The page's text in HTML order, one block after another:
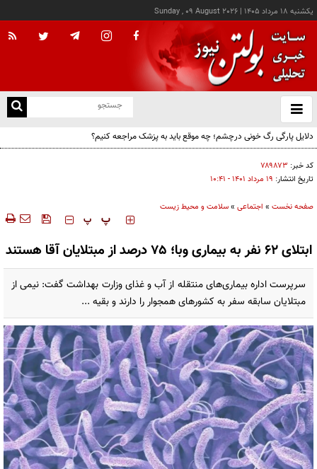
يکشنبه ۱۸ مرداد ۱۴۰۵ |
Sunday , 09 August 2026
باز
و
دلایل پارگی رگ خونی درچشم؛ چه موقع باید به پزشک مراجعه کنیم؟
کد خبر: ۷۸۹۸۷۳
تاریخ انتشار: ۱۹ مرداد ۱۴۰۱ - ۱۰:۴۱
صفحه نخست » اجتماعی »سلامت و محیط زیست
‍‍‍ پ پ
ابتلای ۶۲ نفر به بیماری وبا؛ ۷۵ درصد از مبتلایان آقا هستند
سرپرست اداره بیماری‌های منتقله از آب و غذای وزارت بهداشت گفت: نیمی از
مبتلایان سابقه سفر به کشورهای همجوار را دارند و بقیه ...